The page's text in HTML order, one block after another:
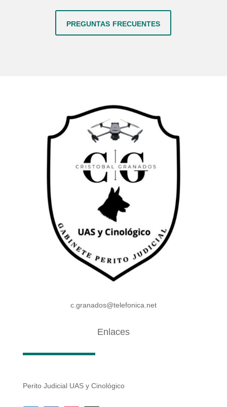
preguntas frecuentes
c.granados@telefonica.net
Enlaces
Perito Judicial UAS y Cinológico